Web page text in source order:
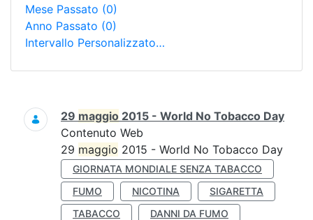
Mese Passato (0)
Anno Passato (0)
Intervallo Personalizzato…
Ricerca
29 maggio 2015 - World No Tobacco Day
Contenuto Web
29 maggio 2015 - World No Tobacco Day
GIORNATA MONDIALE SENZA TABACCO
FUMO
NICOTINA
SIGARETTA
TABACCO
DANNI DA FUMO